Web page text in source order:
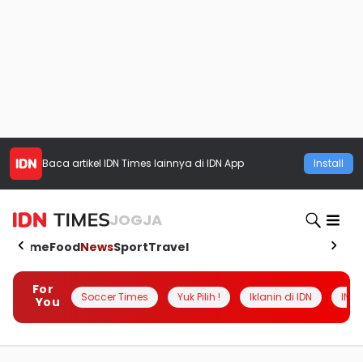
Baca artikel IDN Times lainnya di IDN App Install
JOGJA
HomeFoodNewsSportTravel
For
You
Soccer Times Yuk Pilih ! Iklanin di IDN